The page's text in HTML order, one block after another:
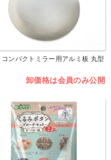
コンパクトミラー用アルミ板 丸型
卸価格は会員のみ公開